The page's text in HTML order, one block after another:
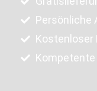
Persönliche
Kostenloser